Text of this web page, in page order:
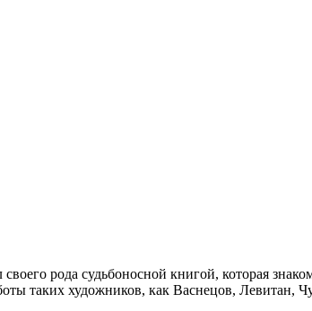
рода судьбоносной книгой, которая
таких художников, как Васнецов, Левитан,